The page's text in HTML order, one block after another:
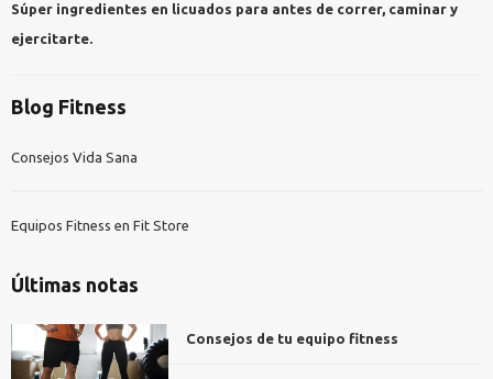
Súper ingredientes en licuados para antes de correr, caminar y
ejercitarte.
Blog Fitness
Consejos Vida Sana
Equipos Fitness en Fit Store
Últimas notas
Consejos de tu equipo fitness